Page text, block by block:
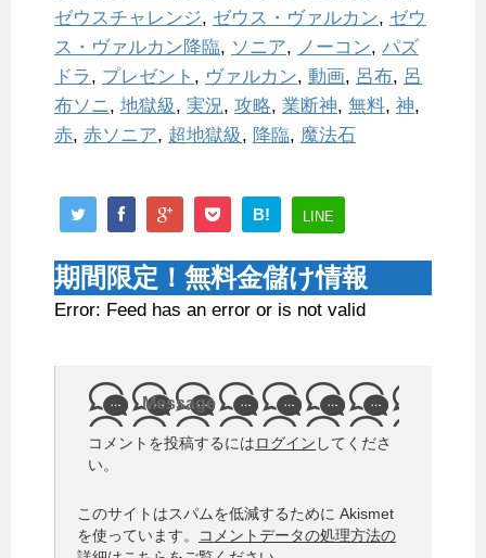
ゼウスチャレンジ, ゼウス・ヴァルカン, ゼウ
ス・ヴァルカン降臨, ソニア, ノーコン, パズ
ドラ , プレゼント , ヴァルカン, 動画, 呂布, 呂
布ソニ, 地獄級, 実況, 攻略, 業断神, 無料, 神,
赤, 赤ソニア, 超地獄級, 降臨, 魔法石
B! LINE
期間限定！無料金儲け情報
Error: Feed has an error or is not valid
Message
コメントを投稿するにはログイン してくださ
い。
このサイトはスパムを低減するために Akismet
を使っています。
コメントデータの処理方法の